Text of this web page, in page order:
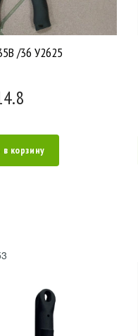
/36 У2625
корзину